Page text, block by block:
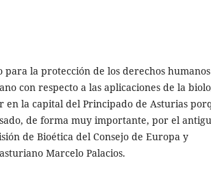
para la protección de los derechos
con respecto a las aplicaciones de la
en la capital del Principado de Asturias
de forma muy importante, por el
de Bioética del Consejo de Europa y
Marcelo Palacios.